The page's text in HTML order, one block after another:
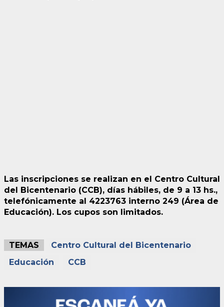
Las inscripciones se realizan en el Centro Cultural
del Bicentenario (CCB), días hábiles, de 9 a 13 hs.,
telefónicamente al 4223763 interno 249 (Área de
Educación). Los cupos son limitados.
TEMAS
Centro Cultural del Bicentenario
Educación
CCB